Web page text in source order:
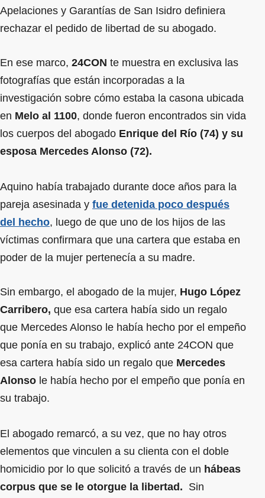
Apelaciones y Garantías de San Isidro definiera
rechazar el pedido de libertad de su abogado.
En ese marco, 24CON te muestra en exclusiva las
fotografías que están incorporadas a la
investigación sobre cómo estaba la casona ubicada
en Melo al 1100, donde fueron encontrados sin vida
los cuerpos del abogado Enrique del Río (74) y su
esposa Mercedes Alonso (72).
Aquino había trabajado durante doce años para la
pareja asesinada y fue detenida poco después
del hecho, luego de que uno de los hijos de las
víctimas confirmara que una cartera que estaba en
poder de la mujer pertenecía a su madre.
Sin embargo, el abogado de la mujer, Hugo López
Carribero, que esa cartera había sido un regalo
que Mercedes Alonso le había hecho por el empeño
que ponía en su trabajo, explicó ante 24CON que
esa cartera había sido un regalo que Mercedes
Alonso le había hecho por el empeño que ponía en
su trabajo.
El abogado remarcó, a su vez, que no hay otros
elementos que vinculen a su clienta con el doble
homicidio por lo que solicitó a través de un hábeas
corpus que se le otorgue la libertad. Sin